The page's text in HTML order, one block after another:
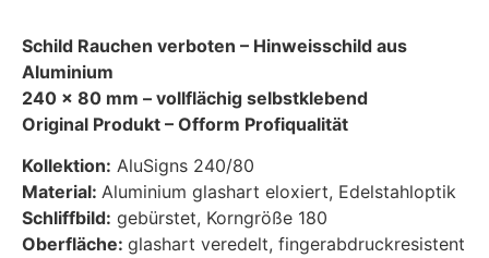
Schild Rauchen verboten – Hinweisschild aus
Aluminium
240 x 80 mm – vollflächig selbstklebend
Original Produkt – Ofform Profiqualität
Kollektion: AluSigns 240/80
Material: Aluminium glashart eloxiert, Edelstahloptik
Schliffbild: gebürstet, Korngröße 180
Oberfläche: glashart veredelt, fingerabdruckresistent